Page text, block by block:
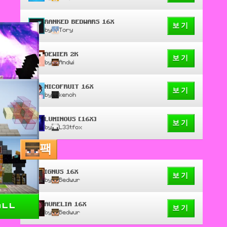
RANKED BEDWARS 16X
by Tory
보기
DEWIER 2K
by Andwi
보기
NICOFRUIT 16X
by kenoh
보기
LUMINOUS [16X]
by L33tfox
보기
팩
IGNUS 16X
by Bedwur
보기
AURELIA 16X
by Bedwur
보기